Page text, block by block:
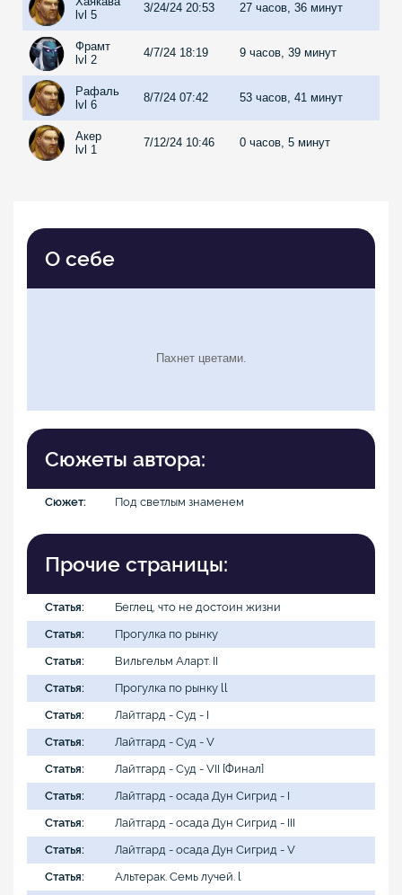
lvl 5
3/24/24 20:53 27 часов, 36 минут
Фрамт
lvl 2
4/7/24 18:19 9 часов, 39 минут
Рафаль
lvl 6
8/7/24 07:42 53 часов, 41 минут
Акер
lvl 1
7/12/24 10:46 0 часов, 5 минут
О себе
Пахнет цветами.
Сюжеты автора:
Сюжет: Под светлым знаменем
Прочие страницы:
Статья:
Беглец, что не достоин жизни
Статья:
Прогулка по рынку
Статья:
Вильгельм Аларт. II
Статья:
Прогулка по рынку ll
Статья:
Лайтгард - Суд - I
Статья:
Лайтгард - Суд - V
Статья:
Лайтгард - Суд - VII [Финал]
Статья:
Лайтгард - осада Дун Сигрид - I
Статья:
Лайтгард - осада Дун Сигрид - III
Статья:
Лайтгард - осада Дун Сигрид - V
Статья:
Альтерак. Семь лучей. l